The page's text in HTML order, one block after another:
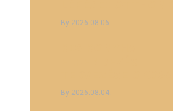
2026.08.06.
2026.08.04.